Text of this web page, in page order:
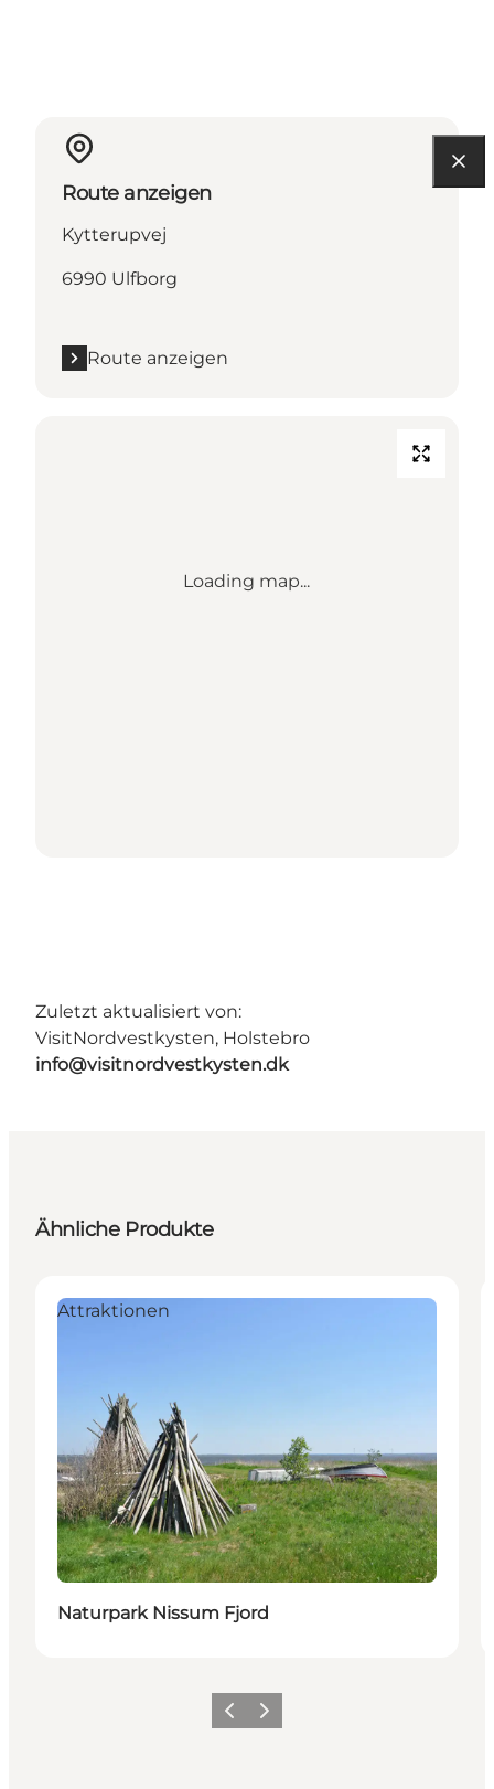
Route anzeigen
Kytterupvej
6990 Ulfborg
Route anzeigen
Loading map...
Zuletzt aktualisiert von:
VisitNordvestkysten, Holstebro
info@visitnordvestkysten.dk
Ähnliche Produkte
Attraktionen
Naturpark Nissum Fjord
ZurückWeiter